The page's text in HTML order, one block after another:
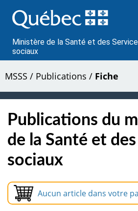
au
contenu
Ministère de la Santé et des
sociaux
MSSS / Publications / Fiche
Publications du
de la Santé et
sociaux
Aucun article dans votre